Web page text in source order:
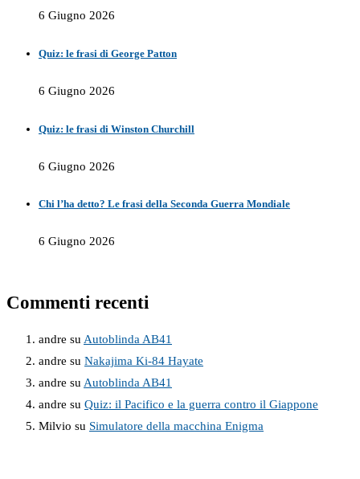
6 Giugno 2026
Quiz: le frasi di George Patton
6 Giugno 2026
Quiz: le frasi di Winston Churchill
6 Giugno 2026
Chi l’ha detto? Le frasi della Seconda Guerra Mondiale
6 Giugno 2026
Commenti recenti
andre su Autoblinda AB41
andre su Nakajima Ki-84 Hayate
andre su Autoblinda AB41
andre su Quiz: il Pacifico e la guerra contro il Giappone
Milvio su Simulatore della macchina Enigma